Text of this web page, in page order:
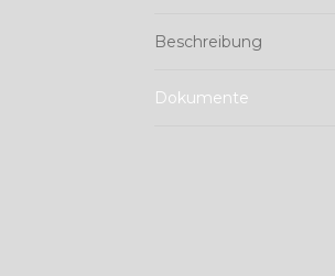
Beschreibung
Dokumente